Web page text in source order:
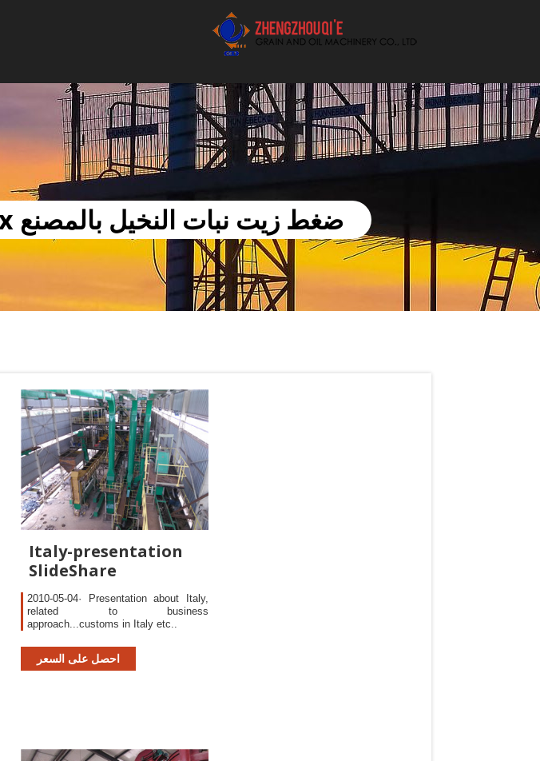
أفضل بيع آلة الزيوت النباتية الموردون
ضغط زيت نبات النخيل بالمصنع T130x عزز مطحنة متناهية الصغر
Italy-presentation
SlideShare
2010-05-04· Presentation about Italy,
related to business
approach...customs in Italy etc..
احصل على السعر